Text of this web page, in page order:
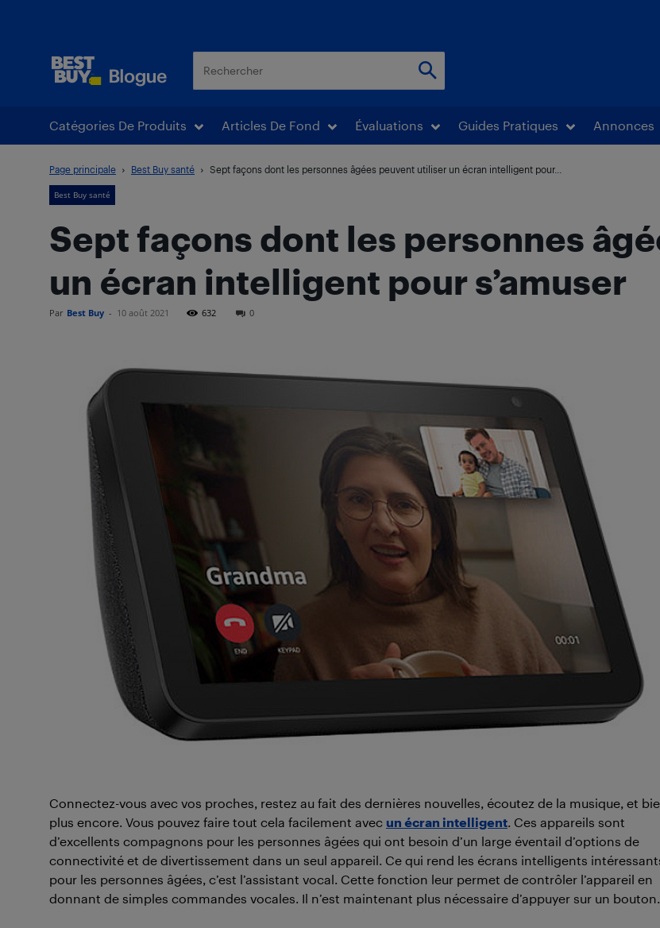
Catégories De Produits Articles De Fond Évaluations Guides Pratiques Annonces
Page principale Best Buy santé Sept façons dont les personnes âgées peuvent utiliser un écran intelligent pour...
Best Buy santé
Sept façons dont les personnes
un écran intelligent pour s’amuser
Par Best Buy - 10 août 2021 632 0
Connectez-vous avec vos proches, restez au fait des dernières nouvelles, écoutez de la musique, et
plus encore. Vous pouvez faire tout cela facilement avec un écran intelligent. Ces appareils sont
d’excellents compagnons pour les personnes âgées qui ont besoin d’un large éventail d’options de
connectivité et de divertissement dans un seul appareil. Ce qui rend les écrans intelligents
pour les personnes âgées, c’est l’assistant vocal. Cette fonction leur permet de contrôler l’appareil en
donnant de simples commandes vocales. Il n’est maintenant plus nécessaire d’appuyer sur un bouton.